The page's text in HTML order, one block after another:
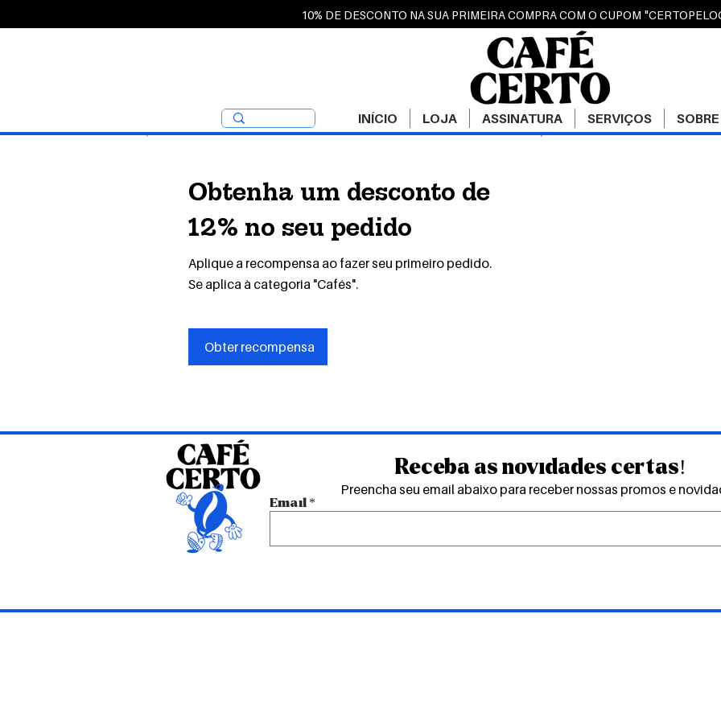
10% DE DESCONTO NA SUA PRIMEIRA COMPRA COM O CUPOM
INÍCIO LOJA ASSINATURA SERVIÇOS SOBRE
Obtenha um desconto de
12% no seu pedido
Aplique a recompensa ao fazer seu primeiro pedido.
Obter recompensa
Se aplica à categoria "Cafés".
Receba as novidades certas!
Preencha seu email abaixo para receber nossas promos e
Email